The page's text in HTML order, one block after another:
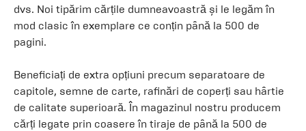
dvs. Noi tipărim cărțile dumneavoastră și le legăm în
mod clasic în exemplare ce conțin până la 500 de
pagini.
Beneficiați de extra opțiuni precum separatoare de
capitole, semne de carte, rafinări de coperți sau hârtie
de calitate superioară. În magazinul nostru producem
cărți legate prin coasere în tiraje de până la 500 de